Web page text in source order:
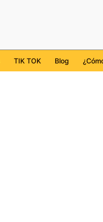
TIK TOK Blog